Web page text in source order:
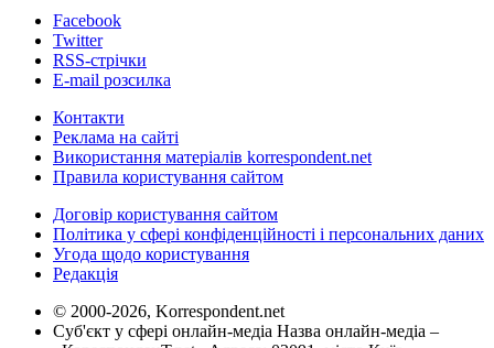
Facebook
Twitter
RSS-стрічки
E-mail розсилка
Контакти
Реклама на сайті
Використання матеріалів korrespondent.net
Правила користування сайтом
Договір користування сайтом
Політика у сфері конфіденційності і персональних даних
Угода щодо користування
Редакція
© 2000-2026, Korrespondent.net
Суб'єкт у сфері онлайн-медіа Назва онлайн-медіа –